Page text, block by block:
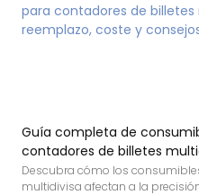
Guía completa de
contadores de billetes
coste y consejos de
Descubra cómo los
multidivisa afectan a la